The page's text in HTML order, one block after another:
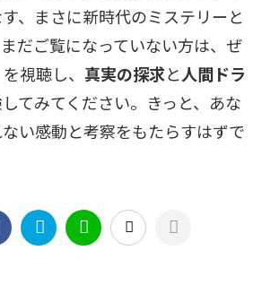
、まさに新時代のミステリーと
だご覧になっていない方は、ぜ
視聴し、 真実の探求と人間ドラ
てみてください。きっと、あな
い感動と考察をもたらすはずで